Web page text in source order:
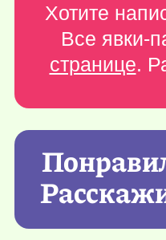
Хотите
Все явки-
странице.